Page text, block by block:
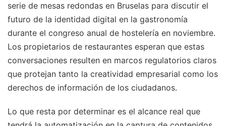
serie de mesas redondas en Bruselas para discutir el
futuro de la identidad digital en la gastronomía
durante el congreso anual de hostelería en noviembre.
Los propietarios de restaurantes esperan que estas
conversaciones resulten en marcos regulatorios claros
que protejan tanto la creatividad empresarial como los
derechos de información de los ciudadanos.
Lo que resta por determinar es el alcance real que